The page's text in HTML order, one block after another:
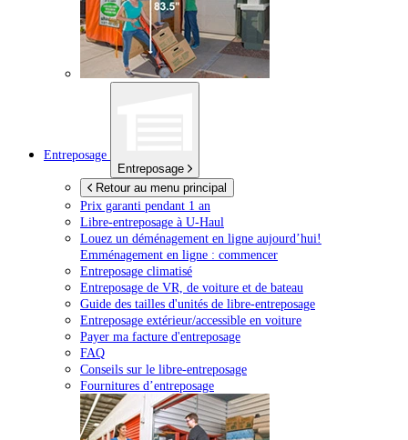
Entreposage
Entreposage
Retour au menu principal
Prix garanti pendant 1 an
Libre-entreposage à U-Haul
Louez un déménagement en ligne aujourd’hui!
Emménagement en ligne : commencer
Entreposage climatisé
Entreposage de VR, de voiture et de bateau
Guide des tailles d'unités de libre-entreposage
Entreposage extérieur/accessible en voiture
Payer ma facture d'entreposage
FAQ
Conseils sur le libre-entreposage
Fournitures d’entreposage